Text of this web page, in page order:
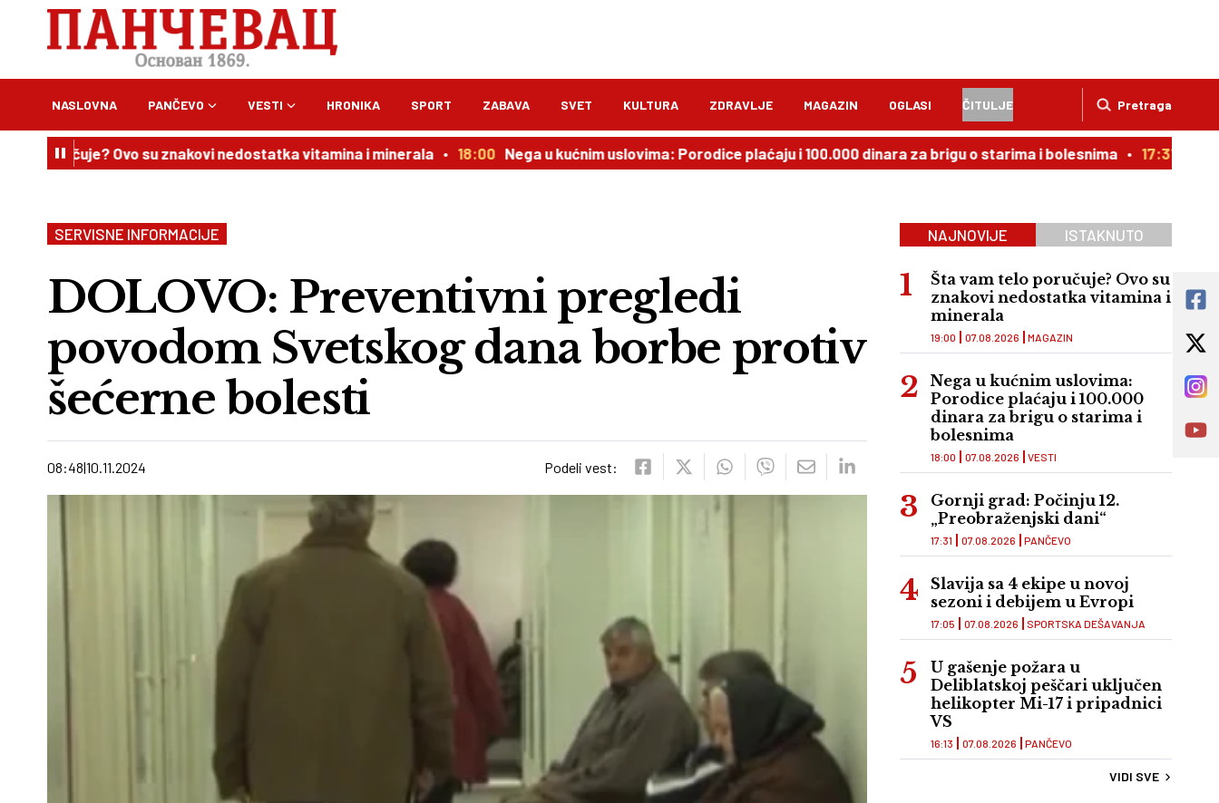
Pretraga
NASLOVNA PANČEVO VESTI HRONIKA SPORT ZABAVA SVET KULTURA ZDRAVLJE MAGAZIN OGLASI ČITULJE
Ovo su znakovi nedostatka vitamina i minerala 18:00 Nega u kućnim uslovima: Porodice plaćaju i 100.000 dinara za brigu o starima i bolesnima 17:31 Gornji grad:
SERVISNE INFORMACIJE
DOLOVO: Preventivni pregledi
povodom Svetskog dana borbe protiv
šećerne bolesti
08:48 10.11.2024 Podeli vest:
NAJNOVIJE ISTAKNUTO
Šta vam telo poručuje? Ovo su
znakovi nedostatka vitamina i
minerala
MAGAZIN
19:00 07.08.2026
Nega u kućnim uslovima:
Porodice plaćaju i 100.000
dinara za brigu o starima i
bolesnima
VESTI
18:00 07.08.2026
Gornji grad: Počinju 12.
„Preobraženjski dani“
PANČEVO
17:31 07.08.2026
Slavija sa 4 ekipe u novoj
sezoni i debijem u Evropi
SPORTSKA DEŠAVANJA
17:05 07.08.2026
U gašenje požara u
Deliblatskoj peščari uključen
helikopter Mi-17 i pripadnici
VS
PANČEVO
16:13 07.08.2026
VIDI SVE